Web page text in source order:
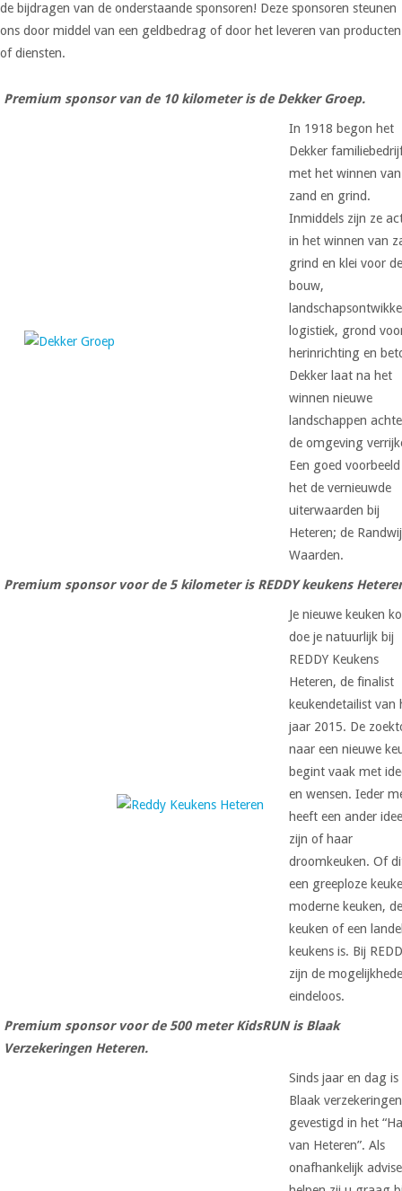
de bijdragen van de onderstaande sponsoren! Deze sponsoren steunen
ons door middel van een geldbedrag of door het leveren van producten
of diensten.
Premium sponsor van de 10 kilometer is de Dekker Groep.
In 1918 begon het
Dekker
met het winnen van
zand en grind.
Inmiddels zijn ze
in het winnen van
grind en klei voor
bouw,
logistiek, grond
herinrichting en
Dekker laat na het
winnen nieuwe
landschappen
de omgeving
Een goed
het de vernieuwde
uiterwaarden bij
Heteren; de
Waarden.
Premium sponsor voor de 5 kilometer is REDDY keukens
Je nieuwe keuken
doe je natuurlijk bij
REDDY Keukens
Heteren, de finalist
keukendetailist van
jaar 2015. De
naar een nieuwe
begint vaak met
en wensen. Ieder
heeft een ander
zijn of haar
droomkeuken. Of
een greeploze
moderne keuken,
keuken of een
keukens is. Bij
zijn de
eindeloos.
Premium sponsor voor de 500 meter KidsRUN is Blaak
Verzekeringen Heteren.
Sinds jaar en dag is
Blaak verzekeringen
gevestigd in het
van Heteren”. Als
onafhankelijk